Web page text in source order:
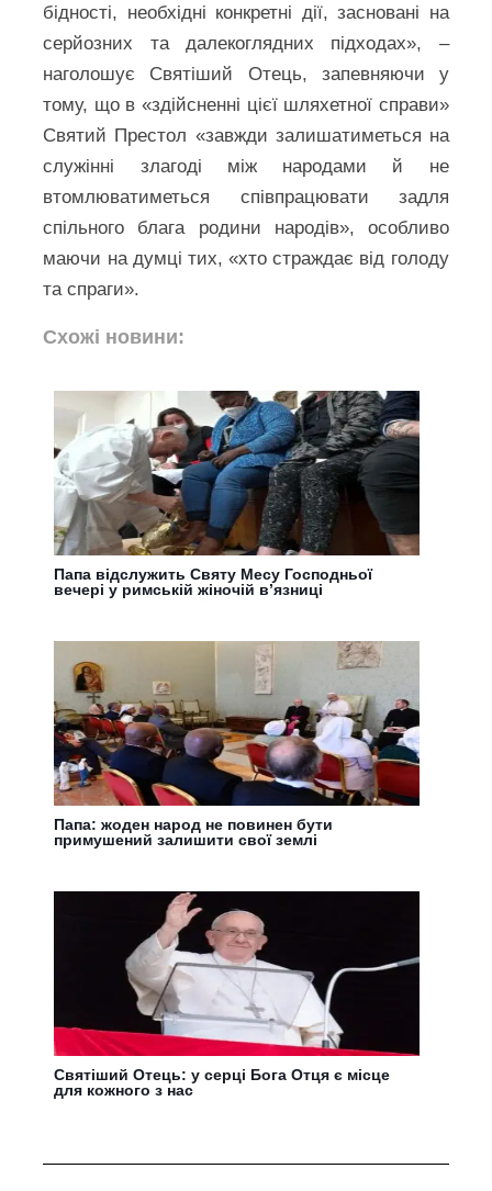
бідності, необхідні конкретні дії, засновані на
серйозних та далекоглядних підходах», –
наголошує Святіший Отець, запевняючи у
тому, що в «здійсненні цієї шляхетної справи»
Святий Престол «завжди залишатиметься на
служінні злагоді між народами й не
втомлюватиметься співпрацювати задля
спільного блага родини народів», особливо
маючи на думці тих, «хто страждає від голоду
та спраги».
Схожі новини:
Папа відслужить Святу Месу Господньої
вечері у римській жіночій в’язниці
Папа: жоден народ не повинен бути
примушений залишити свої землі
Святіший Отець: у серці Бога Отця є місце
для кожного з нас